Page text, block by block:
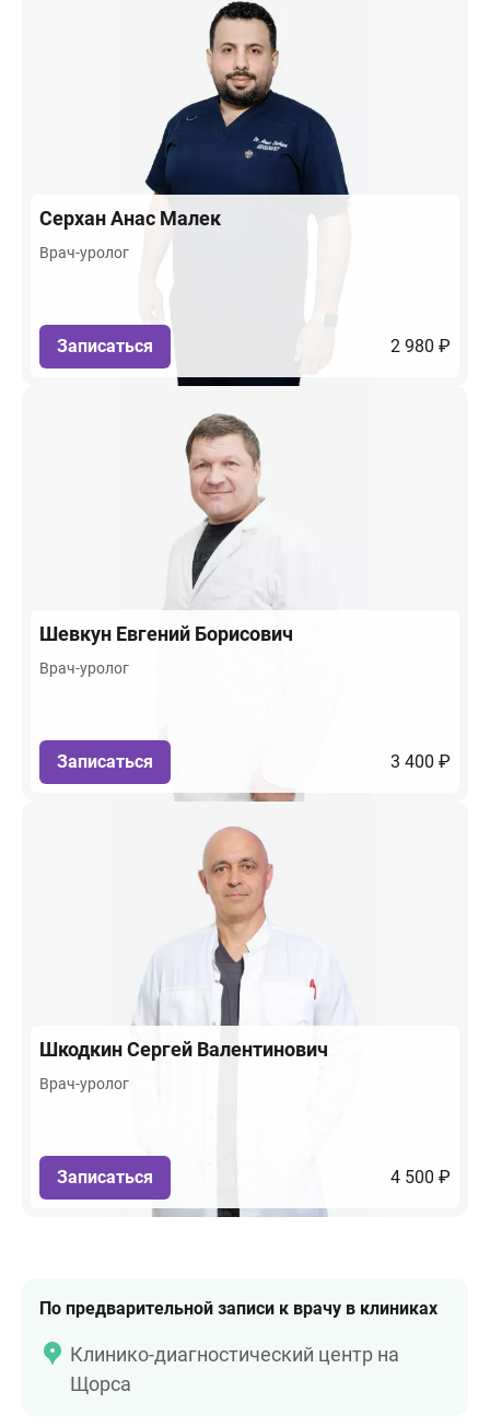
СерханАнас Малек
Врач-уролог
Записаться 2 980 ₽
Шевкун Евгений Борисович
Врач-уролог
Записаться 3 400 ₽
ШкодкинСергей Валентинович
Врач-уролог
Записаться 4 500 ₽
По предварительной записи к врачу в клиниках
Клинико-диагностический центр на
Щорса